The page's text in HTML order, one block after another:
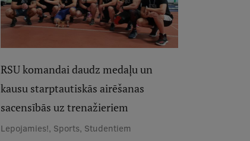
RSU komandai daudz medaļu un
kausu starptautiskās airēšanas
sacensībās uz trenažieriem
Lepojamies!, Sports, Studentiem